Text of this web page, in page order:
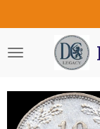
direct
naar